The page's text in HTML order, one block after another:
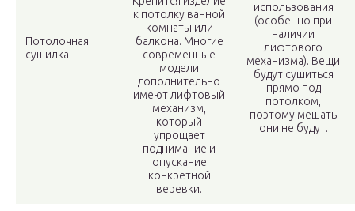
Потолочная
сушилка
к потолку ванной
комнаты или
балкона. Многие
современные
модели
дополнительно
имеют лифтовый
механизм,
который
упрощает
поднимание и
опускание
конкретной
веревки.
использования
(особенно при
наличии
лифтового
механизма). Вещи
будут сушиться
прямо под
потолком,
поэтому мешать
они не будут.